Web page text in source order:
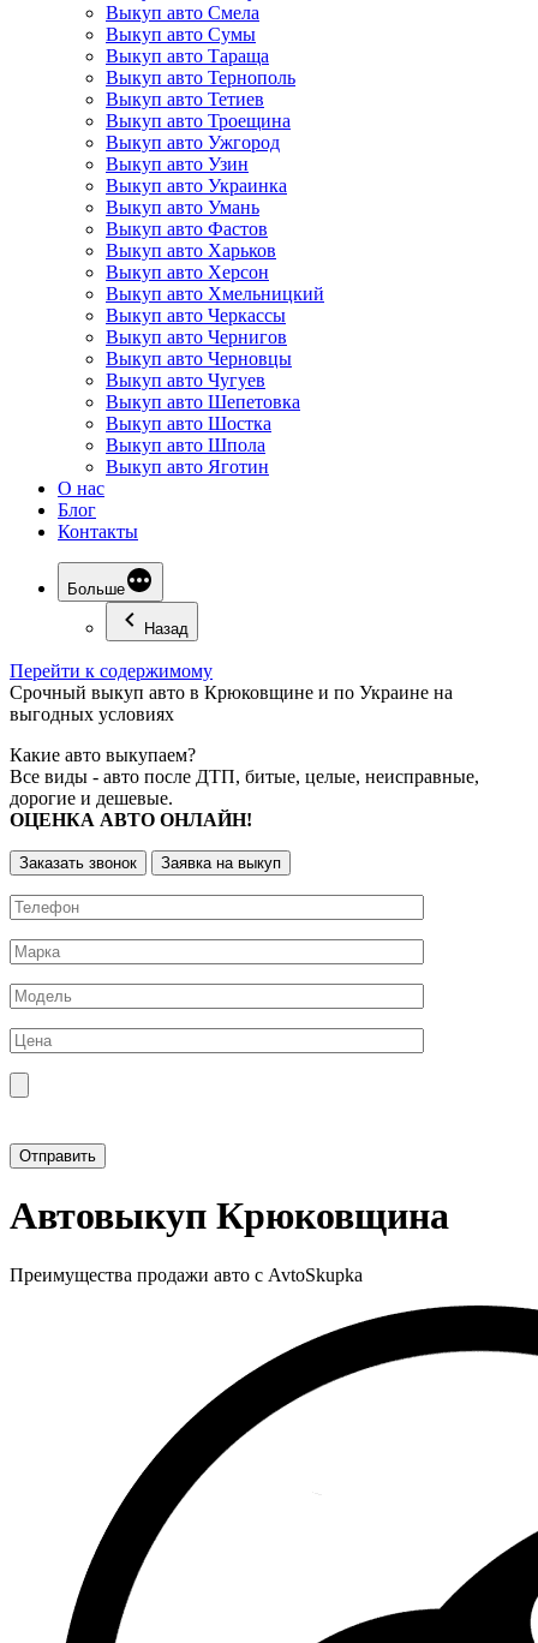
Выкуп авто Смела
Выкуп авто Сумы
Выкуп авто Тараща
Выкуп авто Тернополь
Выкуп авто Тетиев
Выкуп авто Троещина
Выкуп авто Ужгород
Выкуп авто Узин
Выкуп авто Украинка
Выкуп авто Умань
Выкуп авто Фастов
Выкуп авто Харьков
Выкуп авто Херсон
Выкуп авто Хмельницкий
Выкуп авто Черкассы
Выкуп авто Чернигов
Выкуп авто Черновцы
Выкуп авто Чугуев
Выкуп авто Шепетовка
Выкуп авто Шостка
Выкуп авто Шпола
Выкуп авто Яготин
О нас
Блог
Контакты
Больше
Назад
Перейти к содержимому
Срочный выкуп авто в Крюковщине и по Украине на
выгодных условиях
Какие авто выкупаем?
Все виды - авто после ДТП, битые, целые, неисправные,
дорогие и дешевые.
ОЦЕНКА АВТО ОНЛАЙН!
Заказать звонок Заявка на выкуп
Автовыкуп Крюковщина
Преимущества продажи авто с AvtoSkupka